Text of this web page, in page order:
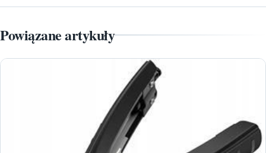
Powiązane artykuły